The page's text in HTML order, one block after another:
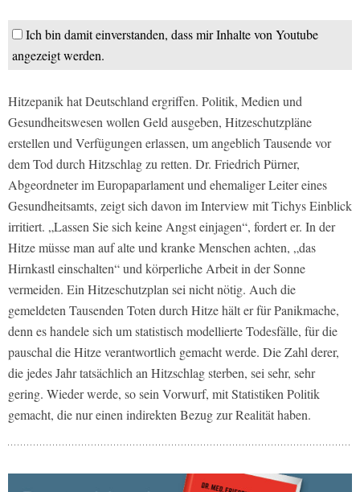
Ich bin damit einverstanden, dass mir Inhalte von Youtube
angezeigt werden.
Hitzepanik hat Deutschland ergriffen. Politik, Medien und
Gesundheitswesen wollen Geld ausgeben, Hitzeschutzpläne
erstellen und Verfügungen erlassen, um angeblich Tausende vor
dem Tod durch Hitzschlag zu retten. Dr. Friedrich Pürner,
Abgeordneter im Europaparlament und ehemaliger Leiter eines
Gesundheitsamts, zeigt sich davon im Interview mit Tichys Einblick
irritiert. „Lassen Sie sich keine Angst einjagen“, fordert er. In der
Hitze müsse man auf alte und kranke Menschen achten, „das
Hirnkastl einschalten“ und körperliche Arbeit in der Sonne
vermeiden. Ein Hitzeschutzplan sei nicht nötig. Auch die
gemeldeten Tausenden Toten durch Hitze hält er für Panikmache,
denn es handele sich um statistisch modellierte Todesfälle, für die
pauschal die Hitze verantwortlich gemacht werde. Die Zahl derer,
die jedes Jahr tatsächlich an Hitzschlag sterben, sei sehr, sehr
gering. Wieder werde, so sein Vorwurf, mit Statistiken Politik
gemacht, die nur einen indirekten Bezug zur Realität haben.